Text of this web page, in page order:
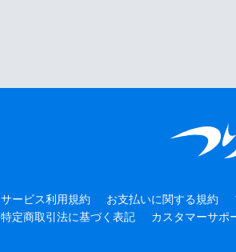
サービス利用規約 お支払いに関する規約
特定商取引法に基づく表記
カスタマーサポ